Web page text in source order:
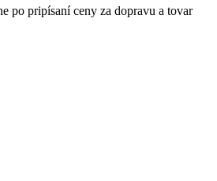
po pripísaní ceny za dopravu a tovar